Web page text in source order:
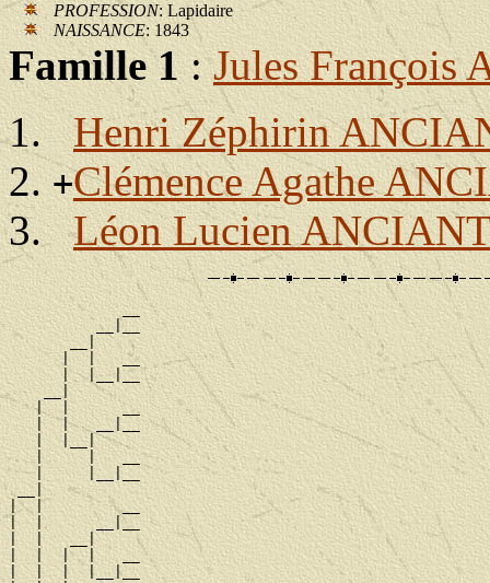
PROFESSION: Lapidaire
NAISSANCE: 1843
Famille 1:Jules François
Henri Zéphirin
+Clémence Agathe
Léon Lucien
             __
          __|__
       __|
      |  |   __
      |  |__|__
    __|
   |  |      __
   |  |   __|__
   |  |__|
   |     |   __
   |     |__|__
__|
|  |         __
|  |      __|__
|  |   __|
|  |  |  |   __
|  |  |  |__|__